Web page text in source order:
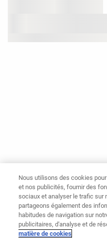
Nous utilisons des cookies
et nos publicités, fournir des
sociaux et analyser le trafic sur
partageons également des
habitudes de navigation sur
publicitaires, d'analyse et de
matière de cookies